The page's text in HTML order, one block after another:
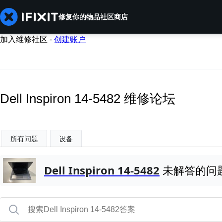
修复你的物品社区商店
加入维修社区 -创建账户
Dell Inspiron 14-5482 维修论坛
所有问题 设备
Dell Inspiron 14-5482 未解答的问